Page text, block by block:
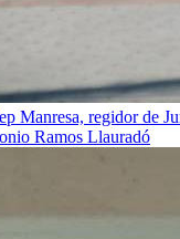
Manresa, regidor de
Ramos Llauradó